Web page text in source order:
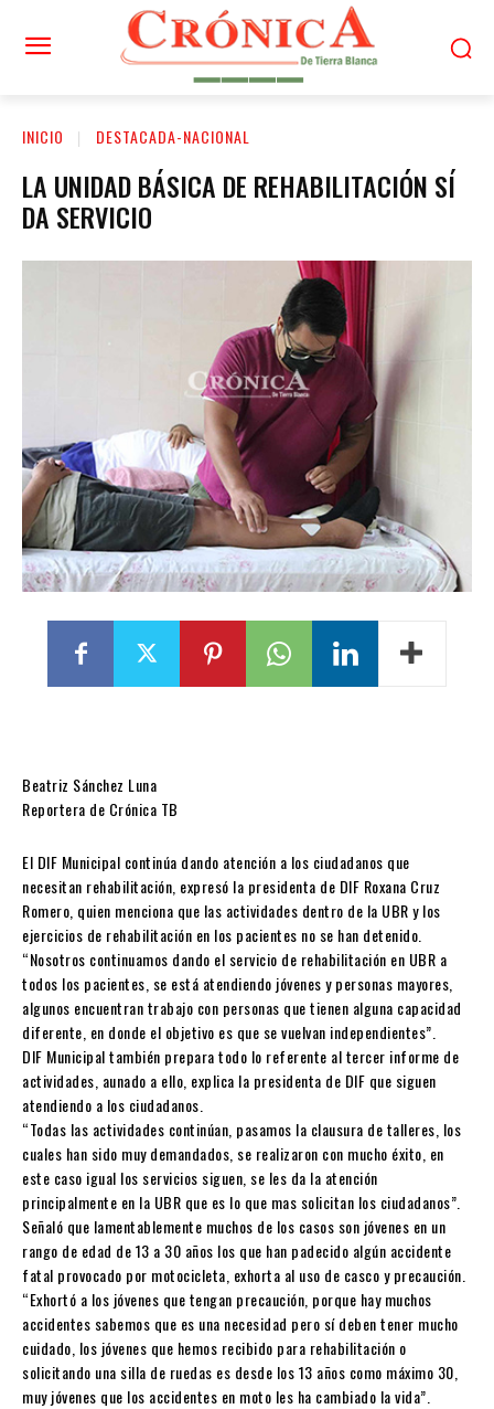
INICIO DESTACADA-NACIONAL
LA UNIDAD BÁSICA DE REHABILITACIÓN SÍ
DA SERVICIO
Beatriz Sánchez Luna
Reportera de Crónica TB
El DIF Municipal continúa dando atención a los ciudadanos que
necesitan rehabilitación, expresó la presidenta de DIF Roxana Cruz
Romero, quien menciona que las actividades dentro de la UBR y los
ejercicios de rehabilitación en los pacientes no se han detenido.
“Nosotros continuamos dando el servicio de rehabilitación en UBR a
todos los pacientes, se está atendiendo jóvenes y personas mayores,
algunos encuentran trabajo con personas que tienen alguna capacidad
diferente, en donde el objetivo es que se vuelvan independientes”.
DIF Municipal también prepara todo lo referente al tercer informe de
actividades, aunado a ello, explica la presidenta de DIF que siguen
atendiendo a los ciudadanos.
“Todas las actividades continúan, pasamos la clausura de talleres, los
cuales han sido muy demandados, se realizaron con mucho éxito, en
este caso igual los servicios siguen, se les da la atención
principalmente en la UBR que es lo que mas solicitan los ciudadanos”.
Señaló que lamentablemente muchos de los casos son jóvenes en un
rango de edad de 13 a 30 años los que han padecido algún accidente
fatal provocado por motocicleta, exhorta al uso de casco y precaución.
“Exhortó a los jóvenes que tengan precaución, porque hay muchos
accidentes sabemos que es una necesidad pero sí deben tener mucho
cuidado, los jóvenes que hemos recibido para rehabilitación o
solicitando una silla de ruedas es desde los 13 años como máximo 30,
muy jóvenes que los accidentes en moto les ha cambiado la vida”.